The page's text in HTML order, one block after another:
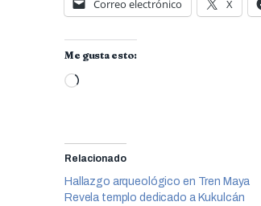
Correo electrónico X
Me gusta esto:
Cargando...
Relacionado
Hallazgo arqueológico en Tren Maya
Revela templo dedicado a Kukulcán